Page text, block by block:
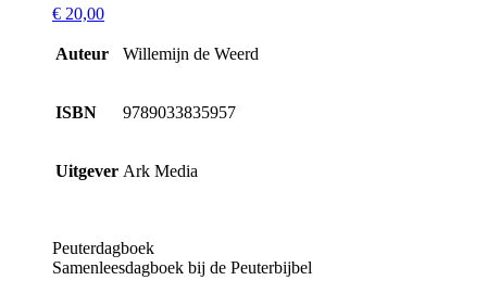
€ 20,00
Auteur Willemijn de Weerd
ISBN 9789033835957
Uitgever Ark Media
Peuterdagboek
Samenleesdagboek bij de Peuterbijbel